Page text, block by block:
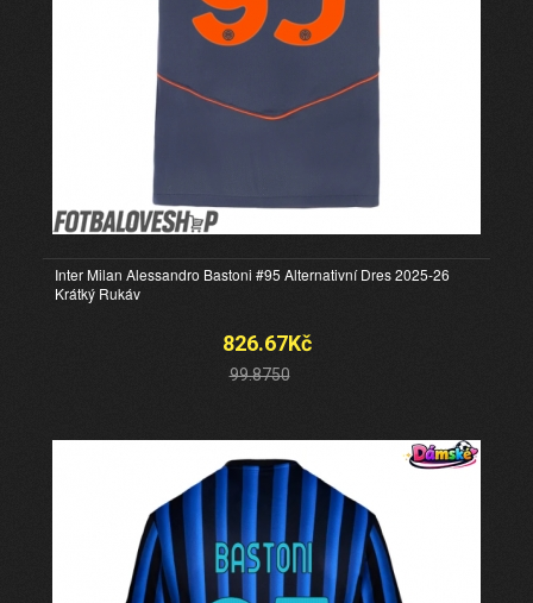
Inter Milan Alessandro Bastoni #95 Alternativní Dres 2025-26
Krátký Rukáv
826.67Kč
99.8750